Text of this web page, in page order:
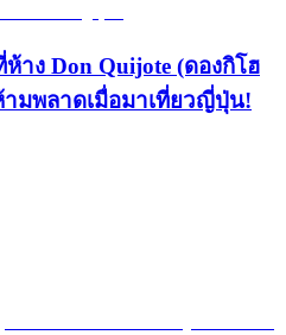
าง Don Quijote (ดองกิโฮ
มพลาดเมื่อมาเที่ยวญี่ปุ่น!